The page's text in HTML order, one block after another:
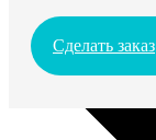
Сделать заказ